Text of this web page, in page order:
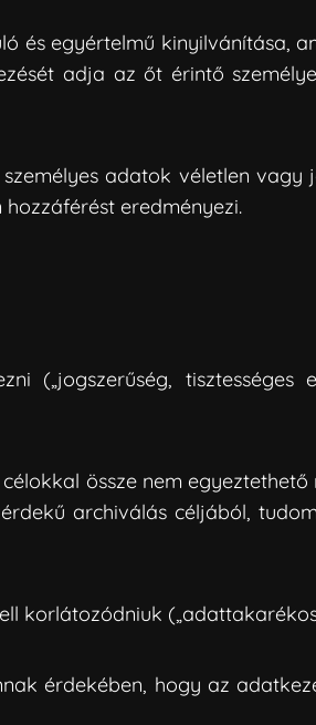
és egyértelmű kinyilvánítása,
adja az őt érintő
adatok véletlen vagy
eredményezi.
(„jogszerűség, tisztességes
össze nem egyeztethető
archiválás céljából,
korlátozódniuk
érdekében, hogy az